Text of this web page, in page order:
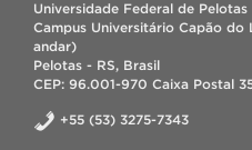
Universidade Federal de Pelotas
Campus Universitário Capão do
andar)
Pelotas - RS, Brasil
CEP: 96.001-970 Caixa Postal
+55 (53) 3275-7343